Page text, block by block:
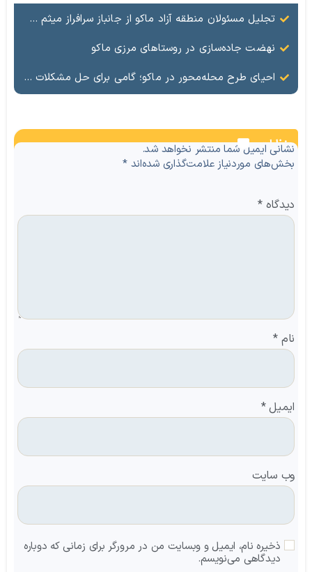
تجلیل مسئولان منطقه آزاد ماکو از جانباز سرافراز میثم سلمان‌زاده
نهضت جاده‌سازی در روستاهای مرزی ماکو
احیای طرح محله‌محور در ماکو؛ گامی برای حل مشکلات روستاها و مناطق کم‌برخوردار
نظرات
نشانی ایمیل شما منتشر نخواهد شد.
بخش‌های موردنیاز علامت‌گذاری شده‌اند*
دیدگاه*
نام *
ایمیل*
وب‌ سایت
ذخیره نام، ایمیل و وبسایت من در مرورگر برای زمانی که دوباره
دیدگاهی می‌نویسم.